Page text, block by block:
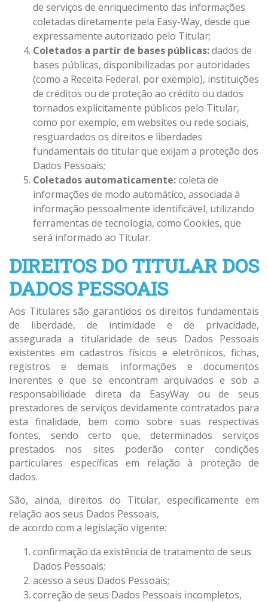
de serviços de enriquecimento das informações
coletadas diretamente pela Easy-Way, desde que
expressamente autorizado pelo Titular;
Coletados a partir de bases públicas:dados de
bases públicas, disponibilizadas por autoridades
(como a Receita Federal, por exemplo), instituições
de créditos ou de proteção ao crédito ou dados
tornados explicitamente públicos pelo Titular,
como por exemplo, em websites ou rede sociais,
resguardados os direitos e liberdades
fundamentais do titular que exijam a proteção dos
Dados Pessoais;
Coletados automaticamente:coleta de
informações de modo automático, associada à
informação pessoalmente identificável, utilizando
ferramentas de tecnologia, como Cookies, que
será informado ao Titular.
DIREITOS DO TITULAR DOS
DADOS PESSOAIS
Aos Titulares são garantidos os direitos fundamentais
de liberdade, de intimidade e de privacidade,
assegurada a titularidade de seus Dados Pessoais
existentes em cadastros físicos e eletrônicos, fichas,
registros e demais informações e documentos
inerentes e que se encontram arquivados e sob a
responsabilidade direta da EasyWay ou de seus
prestadores de serviços devidamente contratados para
esta finalidade, bem como sobre suas respectivas
fontes, sendo certo que, determinados serviços
prestados nos sites poderão conter condições
particulares específicas em relação à proteção de
dados.
São, ainda, direitos do Titular, especificamente em
relação aos seus Dados Pessoais,
de acordo com a legislação vigente:
confirmação da existência de tratamento de seus
Dados Pessoais;
acesso a seus Dados Pessoais;
correção de seus Dados Pessoais incompletos,